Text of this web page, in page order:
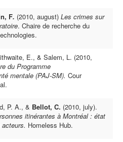
F. (2010, august) Les crimes sur
. Chaire de recherche du
E., & Salem, L. (2010,
du Programme
mentale (PAJ-SM). Cour
P. A., & Bellot, C. (2010, july).
itinérantes à Montréal : état
Homeless Hub.